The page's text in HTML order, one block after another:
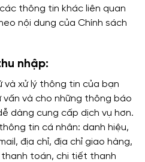
thông tin khác liên quan
nội dung của Chính sách
nhập:
và xử lý thông tin của bạn
và cho những thông báo
dàng cung cấp dịch vụ hơn.
tin cá nhân: danh hiệu,
địa chỉ, địa chỉ giao hàng,
toán, chi tiết thanh